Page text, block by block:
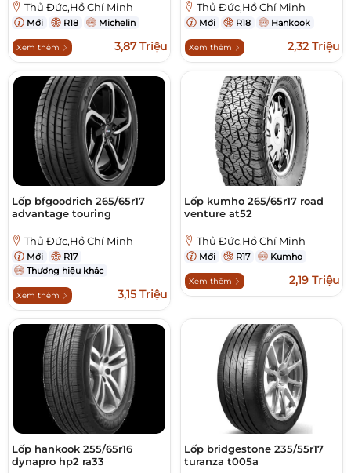
Thủ Đức,Hồ Chí Minh
Mới R18 Michelin
Xem thêm 3,87 Triệu
Thủ Đức,Hồ Chí Minh
Mới R18 Hankook
Xem thêm 2,32 Triệu
Lốp bfgoodrich 265/65r17
advantage touring
Thủ Đức,Hồ Chí Minh
Mới
R17
Thương hiệu khác
Xem thêm 3,15 Triệu
Lốp kumho 265/65r17 road
venture at52
Thủ Đức,Hồ Chí Minh
Mới R17 Kumho
Xem thêm 2,19 Triệu
Lốp hankook 255/65r16
dynapro hp2 ra33
Lốp bridgestone 235/55r17
turanza t005a